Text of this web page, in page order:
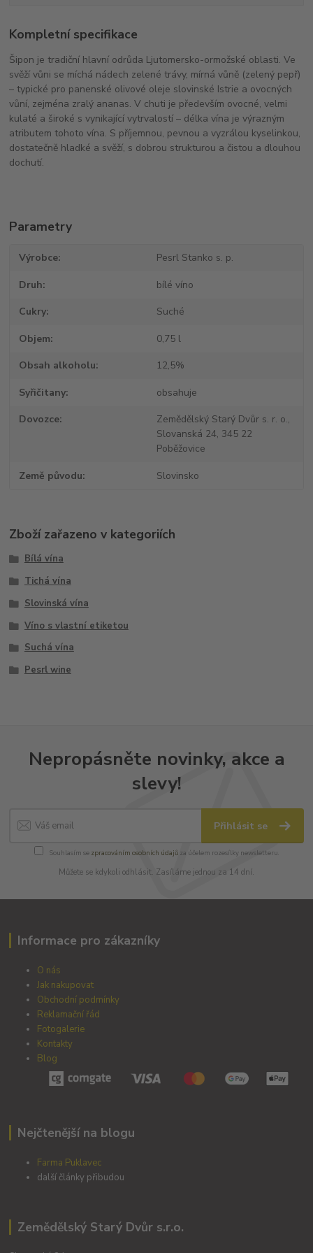
Kompletní specifikace
Šipon je tradiční hlavní odrůda Ljutomersko-ormožské oblasti. Ve
svěží vůni se míchá nádech zelené trávy, mírná vůně (zelený pepř)
– typické pro panenské olivové oleje slovinské Istrie a ovocných
vůní, zejména zralý ananas. V chuti je především ovocné, velmi
kulaté a široké s vynikající vytrvalostí – délka vína je výrazným
atributem tohoto vína. S příjemnou, pevnou a vyzrálou kyselinkou,
dostatečně hladké a svěží, s dobrou strukturou a čistou a dlouhou
dochutí.
Parametry
Výrobce Pesrl Stanko s. p.
Druh bílé víno
Cukry Suché
Objem 0,75 l
Obsah alkoholu 12,5%
Syřičitany obsahuje
Dovozce
Zemědělský Starý Dvůr s. r. o.,
Slovanská 24, 345 22
Poběžovice
Země původu Slovinsko
Zboží zařazeno v kategoriích
Bílá vína
Tichá vína
Slovinská vína
Víno s vlastní etiketou
Suchá vína
Pesrl wine
Nepropásněte novinky, akce a
slevy!
Přihlásit se
Souhlasím se zpracováním osobních údajůza účelem rozesílky newsletteru.
Můžete se kdykoli odhlásit. Zasíláme jednou za 14 dní.
Informace pro zákazníky
O nás
Jak nakupovat
Obchodní podmínky
Reklamační řád
Fotogalerie
Kontakty
Blog
Nejčtenější na blogu
Farma Puklavec
další články přibudou
Zemědělský Starý Dvůr s.r.o.